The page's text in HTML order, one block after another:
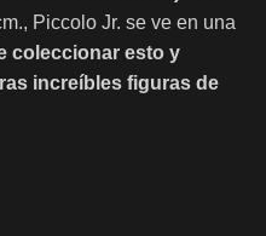
Piccolo Jr. se ve en una
coleccionar esto y
increíbles figuras de